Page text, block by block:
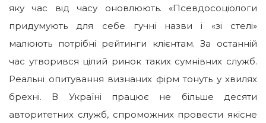
яку час від часу оновлюють. «Псевдосоціологи
придумують для себе гучні назви і «зі стелі»
малюють потрібні рейтинги клієнтам. За останній
час утворився цілий ринок таких сумнівних служб.
Реальні опитування визнаних фірм тонуть у хвилях
брехні. В Україні працює не більше десяти
авторитетних служб, спроможних провести якісне